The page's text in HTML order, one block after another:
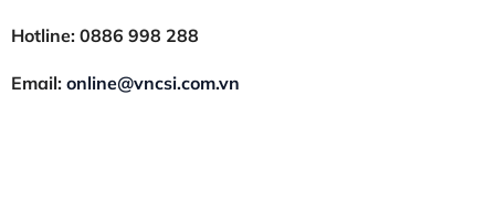
Hotline: 0886 998 288
Email: online@vncsi.com.vn